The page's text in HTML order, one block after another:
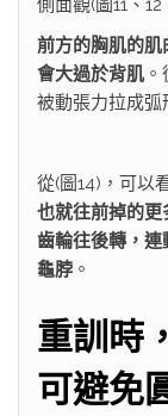
側面觀(圖11、12
前方的胸肌的
會大過於背肌
被動張力拉成弧
從(圖14)，可以
也就往前掉的更
齒輪往後轉，
龜脖 。
重訓時
可避免